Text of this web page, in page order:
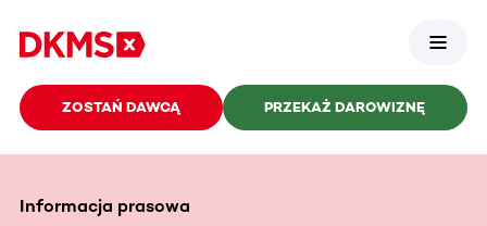
ZOSTAŃ DAWCĄ PRZEKAŻ DAROWIZNĘ
Informacja prasowa